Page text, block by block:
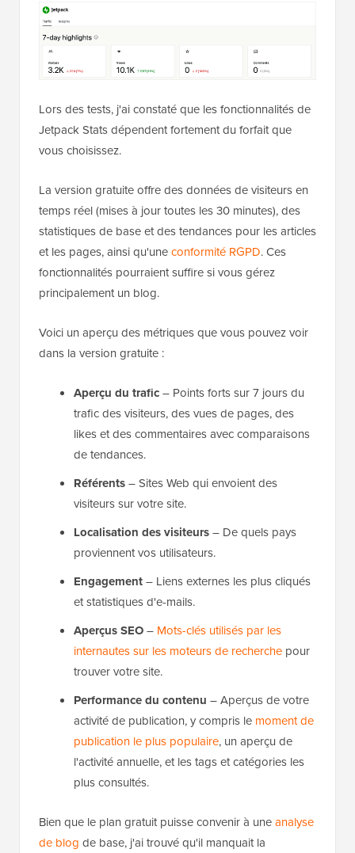
Lors des tests, j'ai constaté que les fonctionnalités de
Jetpack Stats dépendent fortement du forfait que
vous choisissez.
La version gratuite offre des données de visiteurs en
temps réel (mises à jour toutes les 30 minutes), des
statistiques de base et des tendances pour les articles
et les pages, ainsi qu'uneconformité RGPD. Ces
fonctionnalités pourraient suffire si vous gérez
principalement un blog.
Voici un aperçu des métriques que vous pouvez voir
dans la version gratuite :
Aperçu du trafic– Points forts sur 7 jours du
trafic des visiteurs, des vues de pages, des
likes et des commentaires avec comparaisons
de tendances.
Référents– Sites Web qui envoient des
visiteurs sur votre site.
Localisation des visiteurs– De quels pays
proviennent vos utilisateurs.
Engagement– Liens externes les plus cliqués
et statistiques d'e-mails.
Aperçus SEO– Mots-clés utilisés par les
internautes sur les moteurs de recherche pour
trouver votre site.
Performance du contenu – Aperçus de votre
activité de publication, y compris le moment de
publication le plus populaire, un aperçu de
l'activité annuelle, et les tags et catégories les
plus consultés.
Bien que le plan gratuit puisse convenir à uneanalyse
de blog de base, j'ai trouvé qu'il manquait la